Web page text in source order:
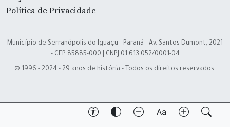
Política de Privacidade
Município de Serranópolis do Iguaçu - Paraná - Av. Santos Dumont, 2021
- CEP 85885-000 | CNPJ 01.613.052/0001-04
© 1996 - 2024 - 29 anos de história - Todos os direitos reservados.